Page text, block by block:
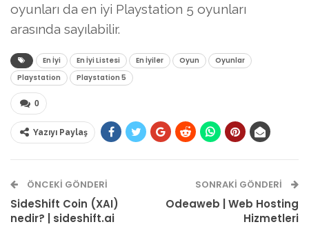
oyunları da en iyi Playstation 5 oyunları
arasında sayılabilir.
En İyi En İyi Listesi En İyiler Oyun
Oyunlar
Playstation
Playstation 5
0
Yazıyı Paylaş
ÖNCEKI GÖNDERI
SideShift Coin (XAI)
nedir? | sideshift.ai
SONRAKI GÖNDERI
Odeaweb | Web Hosting
Hizmetleri